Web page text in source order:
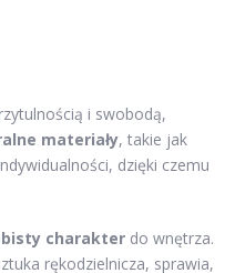
i swobodą,
materiały, takie jak
dzięki czemu
charakter do wnętrza.
rękodzielnicza, sprawia,